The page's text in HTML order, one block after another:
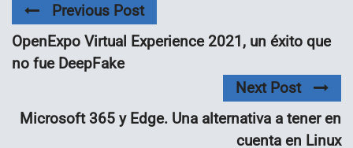
Previous Post
OpenExpo Virtual Experience 2021, un éxito que
no fue DeepFake
Next Post
Microsoft 365 y Edge. Una alternativa a tener en
cuenta en Linux